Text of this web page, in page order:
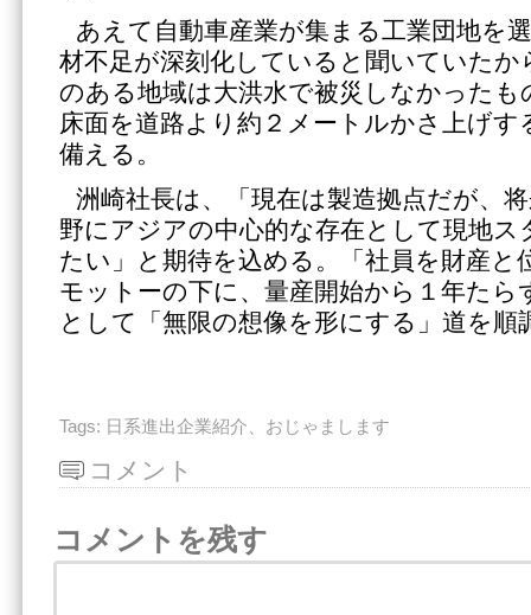
あえて自動車産業が集まる工業団地を
材不足が深刻化していると聞いていたか
のある地域は大洪水で被災しなかったも
床面を道路より約２メートルかさ上げす
備える。
洲崎社長は、「現在は製造拠点だが、
野にアジアの中心的な存在として現地ス
たい」と期待を込める。「社員を財産と
モットーの下に、量産開始から１年たら
として「無限の想像を形にする」道を順
Tags: 日系進出企業紹介、おじゃまします
コメント
コメントを残す